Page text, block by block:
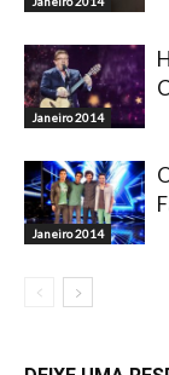
Janeiro 2014
Janeiro 2014